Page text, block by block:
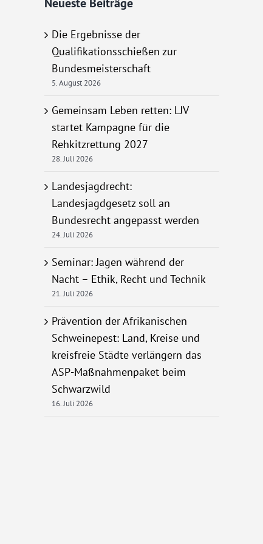
Die Ergebnisse der
Qualifikationsschießen zur
Bundesmeisterschaft
5. August 2026
Gemeinsam Leben retten: LJV
startet Kampagne für die
Rehkitzrettung 2027
28. Juli 2026
Landesjagdrecht:
Landesjagdgesetz soll an
Bundesrecht angepasst werden
24. Juli 2026
Seminar: Jagen während der
Nacht – Ethik, Recht und Technik
21. Juli 2026
Prävention der Afrikanischen
Schweinepest: Land, Kreise und
kreisfreie Städte verlängern das
ASP-Maßnahmenpaket beim
Schwarzwild
16. Juli 2026